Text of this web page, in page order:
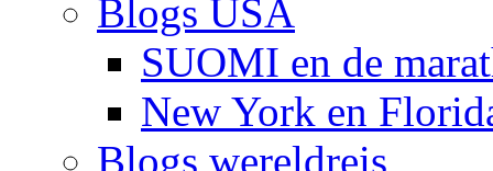
Blogs USA
SUOMI en de
New York en
Blogs wereldreis